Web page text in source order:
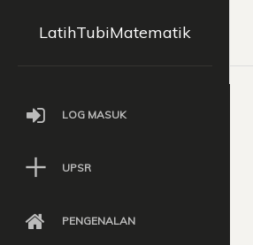
LatihTubiMatematik
LOG MASUK
UPSR
PENGENALAN